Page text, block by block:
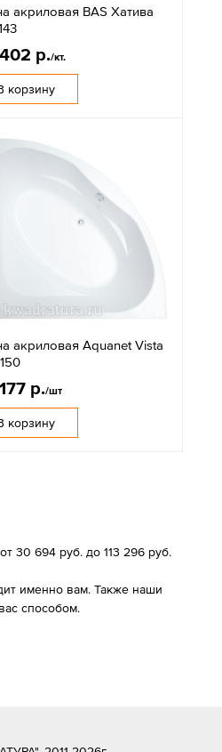
акриловая BAS Хатива
р./кт.
корзину
акриловая Aquanet Vista
р./шт
корзину
30 694 руб. до 113 296 руб.
именно вам. Также наши
способом.